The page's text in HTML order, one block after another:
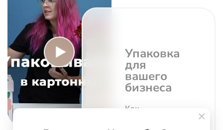
Упаковка
для
вашего
бизнеса
Как